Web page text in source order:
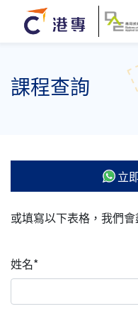
課程查詢
立
或填寫以下表格，我們
姓名*